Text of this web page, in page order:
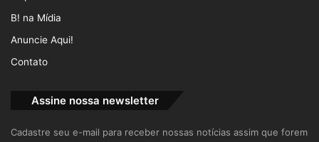
B! na Mídia
Anuncie Aqui!
Contato
Assine nossa newsletter
Cadastre seu e-mail para receber nossas notícias assim que forem